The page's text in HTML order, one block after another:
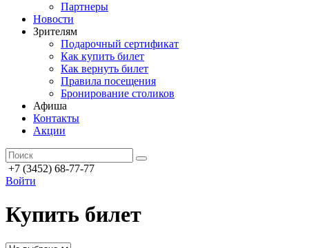
Партнеры
Новости
Зрителям
Подарочный сертификат
Как купить билет
Как вернуть билет
Правила посещения
Бронирование столиков
Афиша
Контакты
Акции
+7 (3452) 68-77-77
Войти
Купить билет